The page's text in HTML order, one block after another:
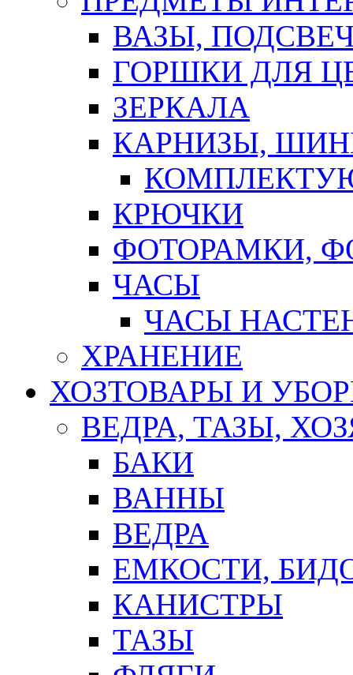
ВАЗЫ,
ГОРШКИ ДЛЯ
ЗЕРКАЛА
КАРНИЗЫ,
КРЮЧКИ
ФОТОРАМКИ,
ЧАСЫ
ЧАСЫ
ХРАНЕНИЕ
ХОЗТОВАРЫ И
ВЕДРА, ТАЗЫ,
БАКИ
ВАННЫ
ВЕДРА
ЕМКОСТИ,
КАНИСТРЫ
ТАЗЫ